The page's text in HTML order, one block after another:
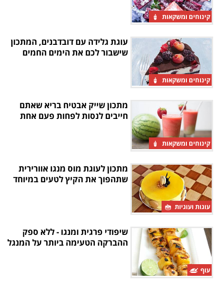
קינוחים ומשקאות
קינוחים ומשקאות
עוגת גלידה עם דובדבנים, המתכון
שישבור לכם את הימים החמים
קינוחים ומשקאות
מתכון שייק אבטיח בריא שאתם
חייבים לנסות לפחות פעם אחת
עוגות ועוגיות
מתכון לעוגת מוס מנגו אוורירית
שתהפוך את הקיץ לטעים במיוחד
עוף
שיפודי פרגית ומנגו - ללא ספק
ההברקה הטעימה ביותר על המנגל